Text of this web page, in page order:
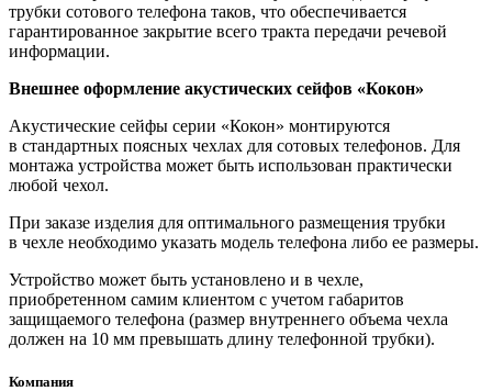
трубки сотового телефона таков, что обеспечивается
гарантированное закрытие всего тракта передачи речевой
информации.
Внешнее оформление акустических сейфов «Кокон»
Акустические сейфы серии «Кокон» монтируются
в стандартных поясных чехлах для сотовых телефонов. Для
монтажа устройства может быть использован практически
любой чехол.
При заказе изделия для оптимального размещения трубки
в чехле необходимо указать модель телефона либо ее размеры.
Устройство может быть установлено и в чехле,
приобретенном самим клиентом с учетом габаритов
защищаемого телефона (размер внутреннего объема чехла
должен на 10 мм превышать длину телефонной трубки).
Компания